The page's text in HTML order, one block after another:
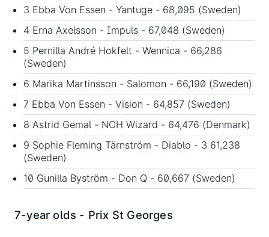
3 Ebba Von Essen - Yantuge - 68,095 (Sweden)
4 Erna Axelsson - Impuls - 67,048 (Sweden)
5 Pernilla André Hokfelt - Wennica - 66,286
(Sweden)
6 Marika Martinsson - Salomon - 66,190 (Sweden)
7 Ebba Von Essen - Vision - 64,857 (Sweden)
8 Astrid Gemal - NOH Wizard - 64,476 (Denmark)
9 Sophie Fleming Tärnström - Diablo - 3 61,238
(Sweden)
10 Gunilla Byström - Don Q - 60,667 (Sweden)
7-year olds - Prix St Georges